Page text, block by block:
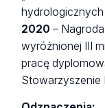
2020 –
wyróżnionej III
pracę
Stowarzyszenie